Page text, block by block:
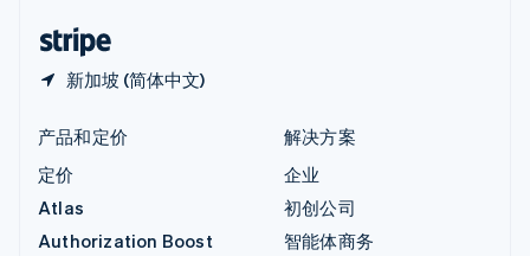
新加坡 (简体中文)
产品和定价
定价
Atlas
Authorization Boost
解决方案
企业
初创公司
智能体商务